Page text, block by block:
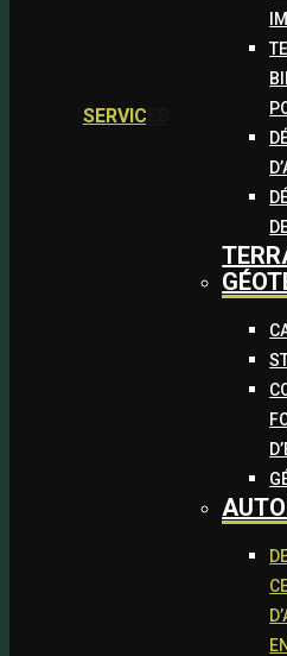
SERVICES